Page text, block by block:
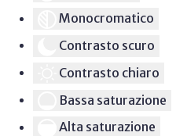
Monocromatico
Contrasto scuro
Contrasto chiaro
Bassa saturazione
Alta saturazione